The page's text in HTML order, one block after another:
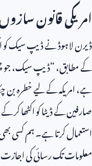
امریکی قانون
ڈیرن لاہوڈ نے ڈیپ سیک کو
کے مطابق، “ڈیپ سیک، جو
ہے، امریکہ کے لیے خطرہ بن
صارفین کے ڈیٹا کو اکٹھا
استعمال کرتا ہے۔ ہم کسی
معلومات تک رسائی کی